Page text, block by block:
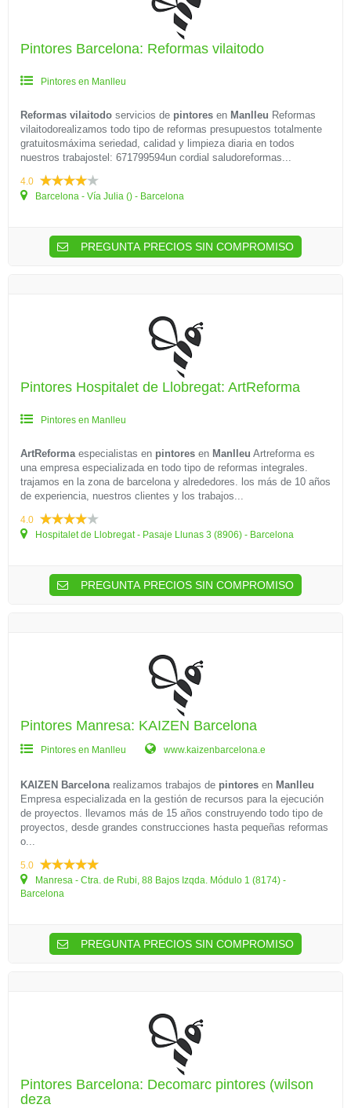
Pintores Barcelona: Reformas vilaitodo
Pintores en Manlleu
Reformas vilaitodo servicios de pintores en Manlleu Reformas
vilaitodorealizamos todo tipo de reformas presupuestos totalmente
gratuitosmáxima seriedad, calidad y limpieza diaria en todos
nuestros trabajostel: 671799594un cordial saludoreformas...
4.0
Barcelona - Vía Julia () - Barcelona
PREGUNTA PRECIOS SIN COMPROMISO
Pintores Hospitalet de Llobregat: ArtReforma
Pintores en Manlleu
ArtReformaespecialistas en pintores en Manlleu Artreforma es
una empresa especializada en todo tipo de reformas integrales.
trajamos en la zona de barcelona y alrededores. los más de 10 años
de experiencia, nuestros clientes y los trabajos...
4.0
Hospitalet de Llobregat - Pasaje Llunas 3 (8906) - Barcelona
PREGUNTA PRECIOS SIN COMPROMISO
Pintores Manresa: KAIZEN Barcelona
Pintores en Manlleu www.kaizenbarcelona.e
KAIZEN Barcelonarealizamos trabajos de pintores en Manlleu
Empresa especializada en la gestión de recursos para la ejecución
de proyectos. llevamos más de 15 años construyendo todo tipo de
proyectos, desde grandes construcciones hasta pequeñas reformas
o...
5.0
Manresa - Ctra. de Rubi, 88 Bajos Izqda. Módulo 1 (8174) -
Barcelona
PREGUNTA PRECIOS SIN COMPROMISO
Pintores Barcelona: Decomarc pintores (wilson
deza